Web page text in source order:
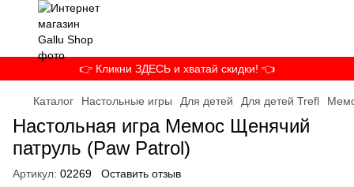
👉 Кликни ЗДЕСЬ и хватай скидки! 👈
Каталог Настольные игры Для детей Для детей Trefl
Настольная игра Мемос Щенячий
патруль (Paw Patrol)
Артикул: 02269 Оставить отзыв